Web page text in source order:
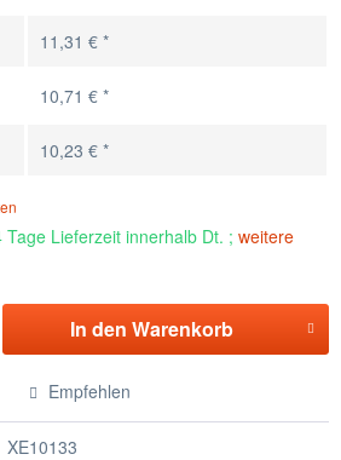
11,31 € *
10,71 € *
10,23 € *
Lieferzeit innerhalb Dt. ; weitere
In den Warenkorb
Empfehlen
XE10133